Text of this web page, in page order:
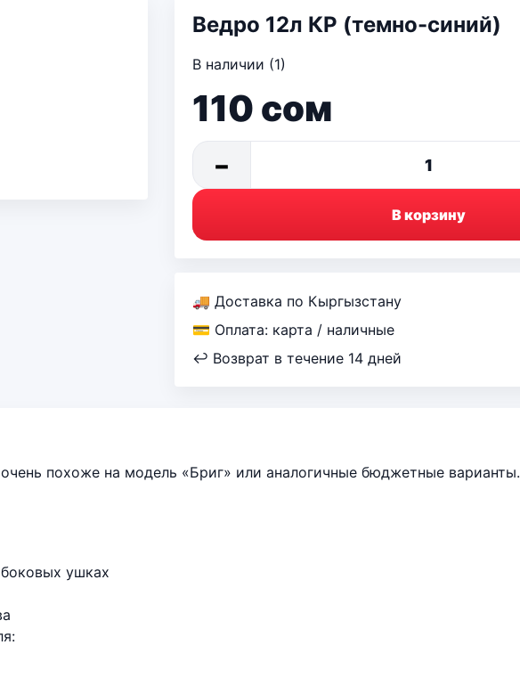
Ведро 12л КР (темно-синий)
В наличии (1)
110 сом
− 1
В корзину
🚚 Доставка по Кыргызстану
💳 Оплата: карта / наличные
↩ Возврат в течение 14 дней
похоже на модель «Бриг» или аналогичные бюджетные варианты.
боковых ушках